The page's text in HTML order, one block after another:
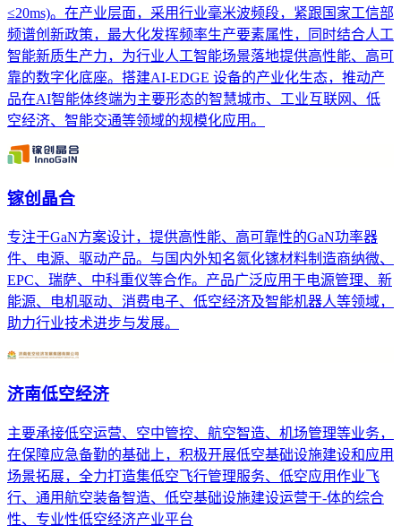
≤20ms)。在产业层面，采用行业毫米波频段，紧跟国家工信部
频谱创新政策，最大化发挥频率生产要素属性，同时结合人工
智能新质生产力，为行业人工智能场景落地提供高性能、高可
靠的数字化底座。搭建AI-EDGE 设备的产业化生态，推动产
品在AI智能体终端为主要形态的智慧城市、工业互联网、低
空经济、智能交通等领域的规模化应用。
镓创晶合
专注于GaN方案设计，提供高性能、高可靠性的GaN功率器
件、电源、驱动产品。与国内外知名氮化镓材料制造商纳微、
EPC、瑞萨、中科重仪等合作。产品广泛应用于电源管理、新
能源、电机驱动、消费电子、低空经济及智能机器人等领域，
助力行业技术进步与发展。
济南低空经济
主要承接低空运营、空中管控、航空智造、机场管理等业务，
在保障应急备勤的基础上，积极开展低空基础设施建设和应用
场景拓展，全力打造集低空飞行管理服务、低空应用作业飞
行、通用航空装备智造、低空基础设施建设运营于-体的综合
性、专业性低空经济产业平台